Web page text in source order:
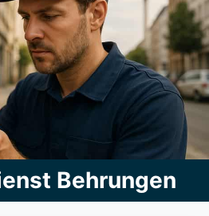
Behrungen